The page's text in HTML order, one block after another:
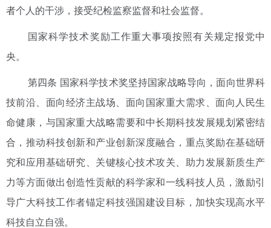
者个人的干涉，接受纪检监察监督和社会监督。
国家科学技术奖励工作重大事项按照有关规定报党中
央。
第四条 国家科学技术奖坚持国家战略导向，面向世界科
技前沿、面向经济主战场、面向国家重大需求、面向人民生
命健康，与国家重大战略需要和中长期科技发展规划紧密结
合，推动科技创新和产业创新深度融合，重点奖励在基础研
究和应用基础研究、关键核心技术攻关、助力发展新质生产
力等方面做出创造性贡献的科学家和一线科技人员，激励引
导广大科技工作者锚定科技强国建设目标，加快实现高水平
科技自立自强。